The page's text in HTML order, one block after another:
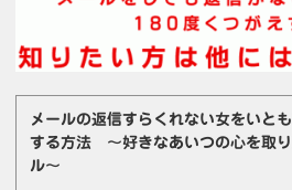
メールの返信すらくれない女をいと
する方法 ～好きなあいつの心を取
ル～